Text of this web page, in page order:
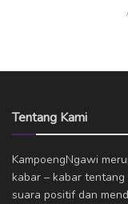
Tentang Kami
KampoengNgawi
kabar – kabar
suara positif dan